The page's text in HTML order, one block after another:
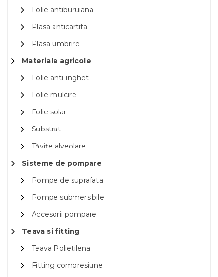
Folie antiburuiana
Plasa anticartita
Plasa umbrire
Materiale agricole
Folie anti-inghet
Folie mulcire
Folie solar
Substrat
Tăvițe alveolare
Sisteme de pompare
Pompe de suprafata
Pompe submersibile
Accesorii pompare
Teava si fitting
Teava Polietilena
Fitting compresiune